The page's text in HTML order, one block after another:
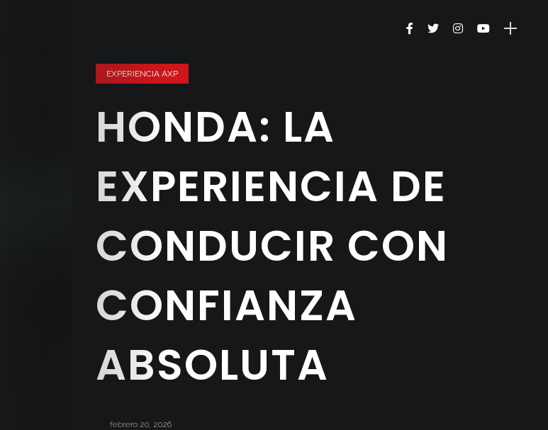
EXPERIENCIA AXP
HONDA: LA
EXPERIENCIA DE
CONDUCIR CON
CONFIANZA
ABSOLUTA
febrero 20, 2026